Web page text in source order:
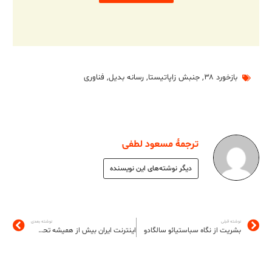
بازخورد ۳۸ , جنبش زاپاتیستا, رسانه بدیل, فناوری
ترجمۀ مسعود لطفی
دیگر نوشته‌های این نویسنده
نوشته قبلی
بشریت از نگاه سباستیائو سالگادو
نوشته بعدی
اینترنت ایران بیش از همیشه تحت فشار